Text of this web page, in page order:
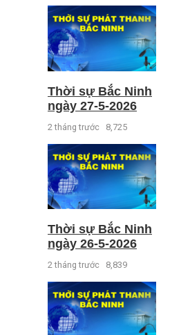
Thời sự Bắc Ninh
ngày 27-5-2026
2 tháng trước 8,725
Thời sự Bắc Ninh
ngày 26-5-2026
2 tháng trước 8,839